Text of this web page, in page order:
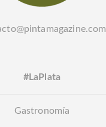
#LaPlata
Gastronomía